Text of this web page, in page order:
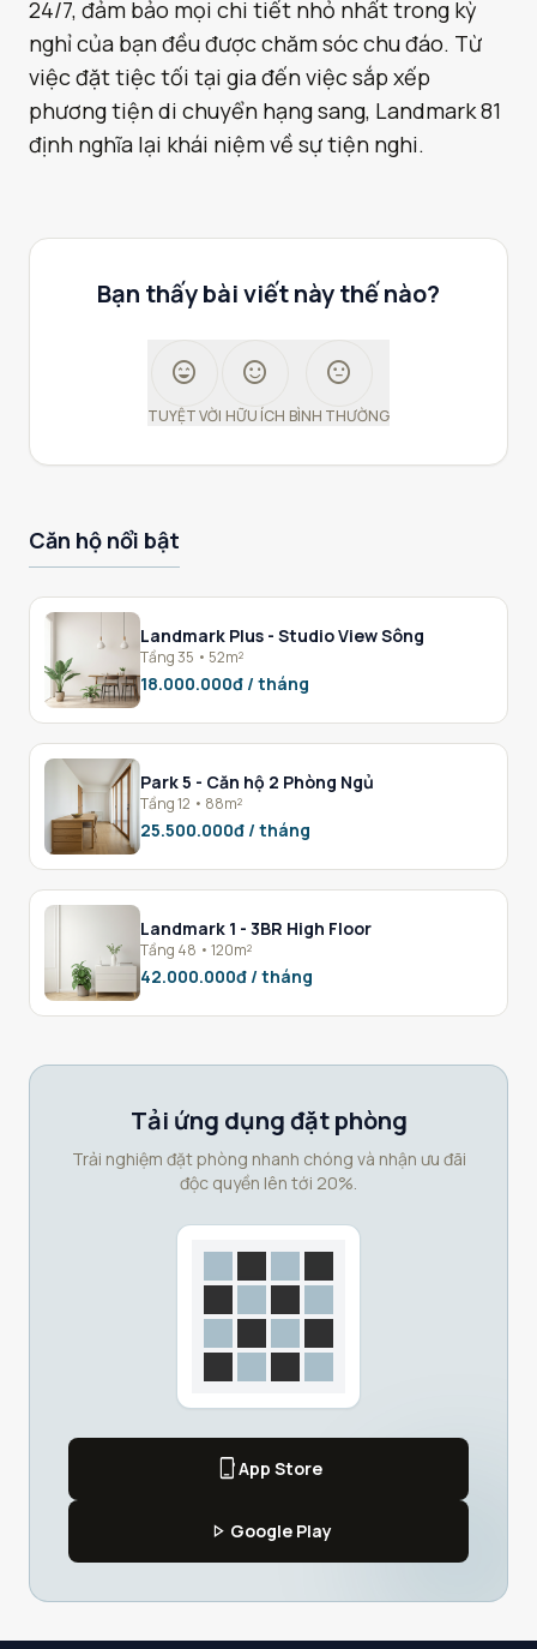
24/7, đảm bảo mọi chi tiết nhỏ nhất trong kỳ
nghỉ của bạn đều được chăm sóc chu đáo. Từ
việc đặt tiệc tối tại gia đến việc sắp xếp
phương tiện di chuyển hạng sang, Landmark 81
định nghĩa lại khái niệm về sự tiện nghi.
Bạn thấy bài viết này thế nào?
sentiment_very_satisfied
TUYỆT VỜI
sentiment_satisfied
HỮU ÍCH
sentiment_neutral
BÌNH THƯỜNG
Căn hộ nổi bật
Landmark Plus - Studio View Sông
Tầng 35 • 52m²
18.000.000đ / tháng
Park 5 - Căn hộ 2 Phòng Ngủ
Tầng 12 • 88m²
25.500.000đ / tháng
Landmark 1 - 3BR High Floor
Tầng 48 • 120m²
42.000.000đ / tháng
Tải ứng dụng đặt phòng
Trải nghiệm đặt phòng nhanh chóng và nhận ưu đãi
độc quyền lên tới 20%.
phone_iphoneApp Store
play_arrow Google Play